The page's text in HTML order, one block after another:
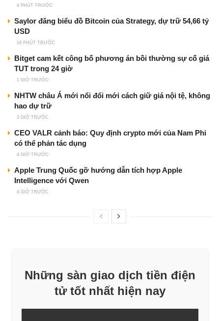
4 PHÚT TRƯỚC
Saylor đăng biểu đồ Bitcoin của Strategy, dự trữ 54,66 tỷ
USD
18 PHÚT TRƯỚC
Bitget cam kết công bố phương án bồi thường sự cố giá
TUT trong 24 giờ
1 GIỜ TRƯỚC
NHTW châu Á mới nổi đổi mới cách giữ giá nội tệ, không
hao dự trữ
3 GIỜ TRƯỚC
CEO VALR cảnh báo: Quy định crypto mới của Nam Phi
có thể phản tác dụng
4 GIỜ TRƯỚC
Apple Trung Quốc gỡ hướng dẫn tích hợp Apple
Intelligence với Qwen
4 GIỜ TRƯỚC
Những sàn giao dịch tiền điện
tử tốt nhất hiện nay